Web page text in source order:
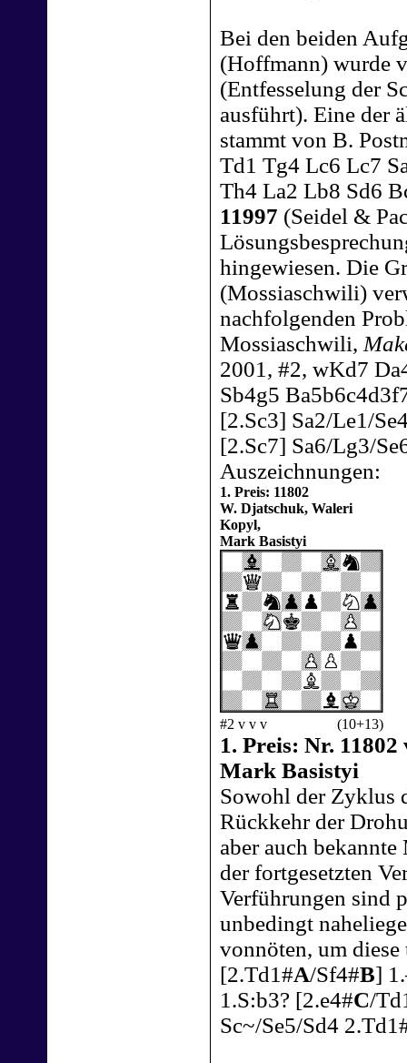
Bei den beiden
(Hoffmann) wurde
(Entfesselung der
ausführt). Eine der
stammt von B.
Td1 Tg4 Lc6 Lc7
Th4 La2 Lb8 Sd6
11997 (Seidel &
hingewiesen. Die
(Mossiaschwili)
nachfolgenden
Mossiaschwili,
2001, #2, wKd7
Sb4g5
[2.Sc3] Sa2/Le1/
[2.Sc7] Sa6/Lg3/
Auszeichnungen:
1. Preis: 11802
W. Djatschuk, Waleri
Kopyl,
Mark Basistyi
#2 v v v (10+13)
1. Preis: Nr.
Mark Basistyi
Sowohl der Zyklus
Rückkehr der
aber auch
der fortgesetzten
Verführungen sind
unbedingt
vonnöten, um
[2.Td1#A/Sf4#B]
1.S:b3? [2.e4#C/
Sc~/Se5/Sd4